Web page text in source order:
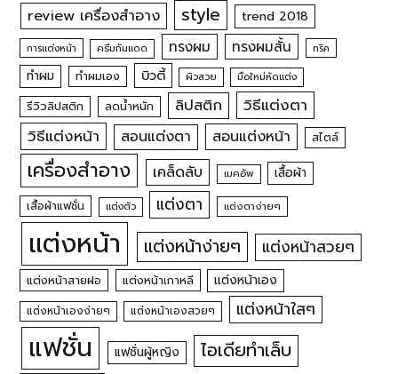
review เครื่องสำอาง style trend 2018
การแต่งหน้า ครีมกันแดด ทรงผม ทรงผมสั้น ทริค
ทำผม ทำผมเอง บิวตี้ ผิวสวย มือใหม่หัดแต่ง
รีวิวลิปสติก ลดน้ำหนัก ลิปสติก
วิธีแต่งตา
วิธีแต่งหน้า
สอนแต่งตา สอนแต่งหน้า สไตล์
เครื่องสำอาง เคล็ดลับ เมคอัพ เสื้อผ้า
เสื้อผ้าแฟชั่น แต่งตัว แต่งตา แต่งตาง่ายๆ
แต่งหน้า แต่งหน้าง่ายๆ แต่งหน้าสวยๆ
แต่งหน้าสายฝอ แต่งหน้าเกาหลี แต่งหน้าเอง
แต่งหน้าเองง่ายๆ แต่งหน้าเองสวยๆ แต่งหน้าใสๆ
แฟชั่น แฟชั่นผู้หญิง ไอเดียทำเล็บ